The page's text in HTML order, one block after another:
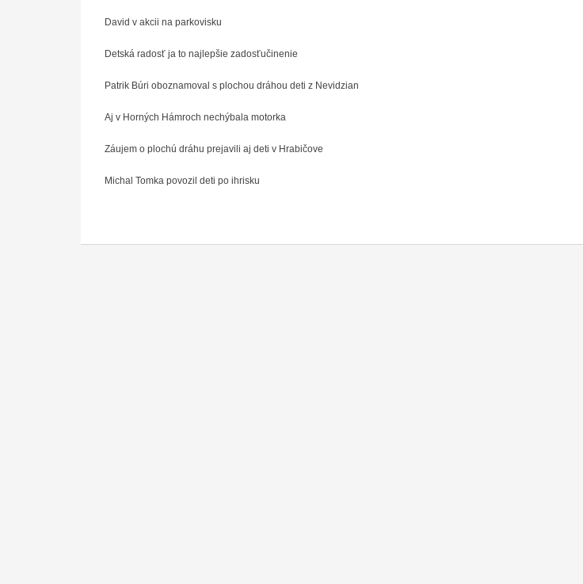
David v akcii na parkovisku
Detská radosť ja to najlepšie zadosťučinenie
Patrik Búri oboznamoval s plochou dráhou deti z Nevidzian
Aj v Horných Hámroch nechýbala motorka
Záujem o plochú dráhu prejavili aj deti v Hrabičove
Michal Tomka povozil deti po ihrisku